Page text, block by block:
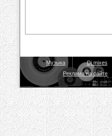
Музыка Dj mixes
Реклама на сайте